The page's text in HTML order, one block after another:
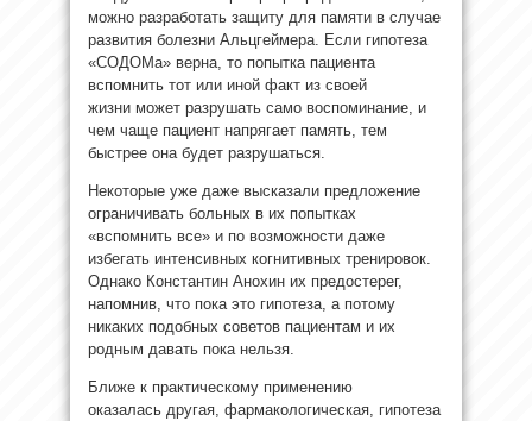
можно разработать защиту для памяти в случае
развития болезни Альцгеймера. Если гипотеза
«СОДОМа» верна, то попытка пациента
вспомнить тот или иной факт из своей
жизни может разрушать само воспоминание, и
чем чаще пациент напрягает память, тем
быстрее она будет разрушаться.
Некоторые уже даже высказали предложение
ограничивать больных в их попытках
«вспомнить все» и по возможности даже
избегать интенсивных когнитивных тренировок.
Однако Константин Анохин их предостерег,
напомнив, что пока это гипотеза, а потому
никаких подобных советов пациентам и их
родным давать пока нельзя.
Ближе к практическому применению
оказалась другая, фармакологическая, гипотеза